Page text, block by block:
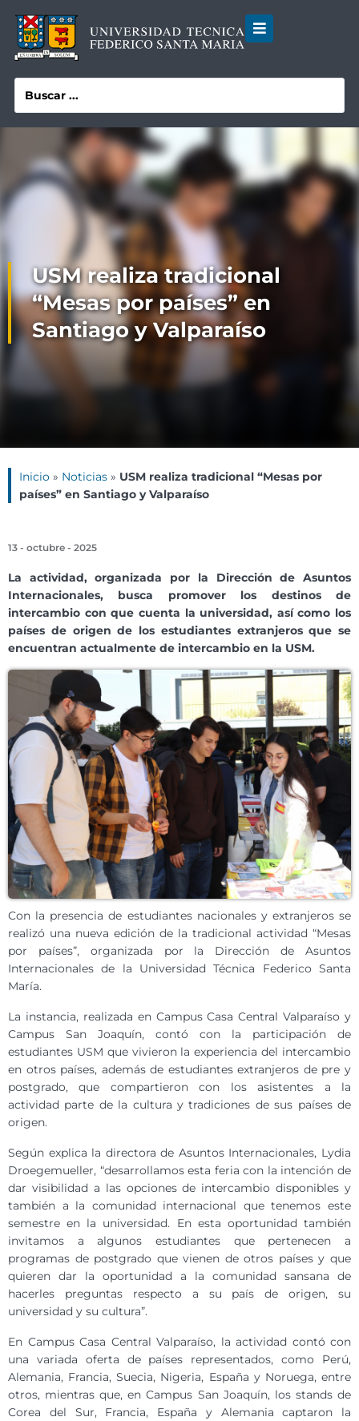
USM realiza tradicional
“Mesas por países” en
Santiago y Valparaíso
Inicio » Noticias » USM realiza tradicional “Mesas por
países” en Santiago y Valparaíso
13 - octubre - 2025
La actividad, organizada por la Dirección de Asuntos
Internacionales, busca promover los destinos de
intercambio con que cuenta la universidad, así como los
países de origen de los estudiantes extranjeros que se
encuentran actualmente de intercambio en la USM.
Con la presencia de estudiantes nacionales y extranjeros se
realizó una nueva edición de la tradicional actividad “Mesas
por países”, organizada por la Dirección de Asuntos
Internacionales de la Universidad Técnica Federico Santa
María.
La instancia, realizada en Campus Casa Central Valparaíso y
Campus San Joaquín, contó con la participación de
estudiantes USM que vivieron la experiencia del intercambio
en otros países, además de estudiantes extranjeros de pre y
postgrado, que compartieron con los asistentes a la
actividad parte de la cultura y tradiciones de sus países de
origen.
Según explica la directora de Asuntos Internacionales, Lydia
Droegemueller, “desarrollamos esta feria con la intención de
dar visibilidad a las opciones de intercambio disponibles y
también a la comunidad internacional que tenemos este
semestre en la universidad. En esta oportunidad también
invitamos a algunos estudiantes que pertenecen a
programas de postgrado que vienen de otros países y que
quieren dar la oportunidad a la comunidad sansana de
hacerles preguntas respecto a su país de origen, su
universidad y su cultura”.
En Campus Casa Central Valparaíso, la actividad contó con
una variada oferta de países representados, como Perú,
Alemania, Francia, Suecia, Nigeria, España y Noruega, entre
otros, mientras que, en Campus San Joaquín, los stands de
Corea del Sur, Francia, España y Alemania captaron la